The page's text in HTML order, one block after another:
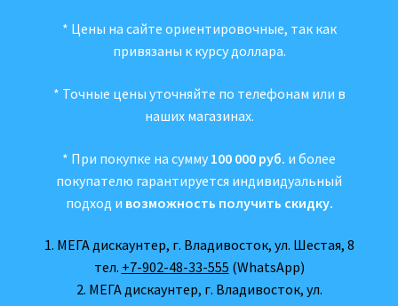
* Цены на сайте ориентировочные, так как
привязаны к курсу доллара.
* Точные цены уточняйте по телефонам или в
наших магазинах.
* При покупке на сумму 100 000 руб. и более
покупателю гарантируется индивидуальный
подход и возможность получить скидку.
1. МЕГА дискаунтер, г. Владивосток, ул. Шестая, 8
тел. +7-902-48-33-555 (WhatsApp)
2. МЕГА дискаунтер, г. Владивосток, ул.